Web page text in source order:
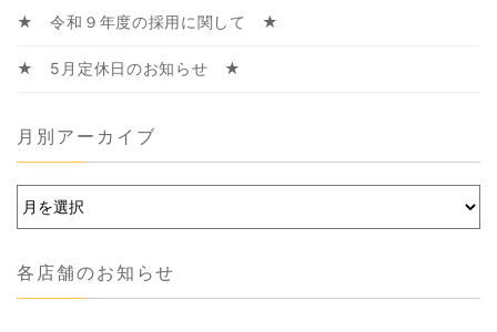
★ 令和９年度の採用に関して ★
★ 5月定休日のお知らせ ★
月別アーカイブ
各店舗のお知らせ